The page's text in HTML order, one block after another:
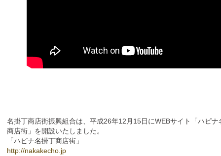
名掛丁商店街振興組合は、平成26年12月15日にWEBサイト「ハピナ
商店街」を開設いたしました。
「ハピナ名掛丁商店街」
http://nakakecho.jp